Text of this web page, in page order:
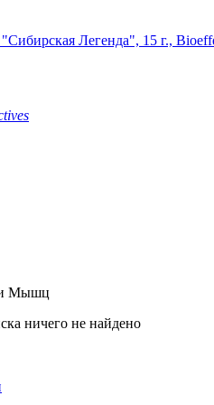
Легенда", 15 г.,
и Мышц
ничего не найдено